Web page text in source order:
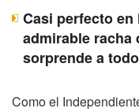
Casi perfecto
admirable racha
sorprende a
Como el